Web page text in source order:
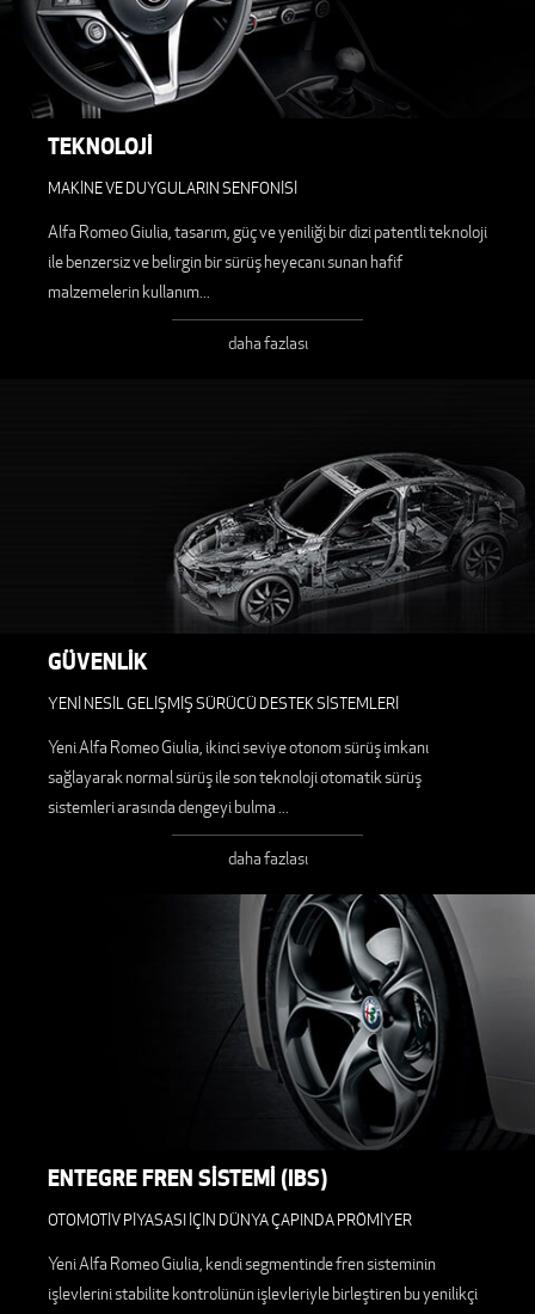
TEKNOLOJİ
MAKİNE VE DUYGULARIN SENFONİSİ
Alfa Romeo Giulia, tasarım, güç ve yeniliği bir dizi patentli teknoloji
ile benzersiz ve belirgin bir sürüş heyecanı sunan hafif
malzemelerin kullanım
daha fazlası
GÜVENLİK
YENİ NESİL GELİŞMİŞ SÜRÜCÜ DESTEK SİSTEMLERİ
Yeni Alfa Romeo Giulia, ikinci seviye otonom sürüş imkanı
sağlayarak normal sürüş ile son teknoloji otomatik sürüş
sistemleri arasında dengeyi bulma...
daha fazlası
ENTEGRE FREN SİSTEMİ (IBS)
OTOMOTİV PİYASASI İÇİN DÜNYA ÇAPINDA PRÖMİYER
Yeni Alfa Romeo Giulia, kendi segmentinde fren sisteminin
işlevlerini stabilite kontrolünün işlevleriyle birleştiren bu yenilikçi